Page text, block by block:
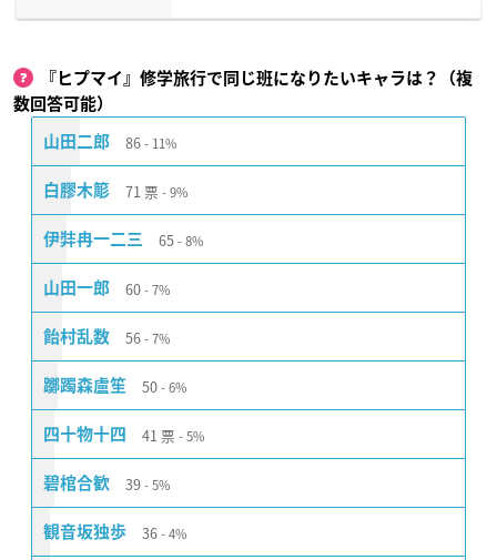
『ヒプマイ』修学旅行で同じ班になりたいキャラは？（複
数回答可能）
山田二郎 86 11%
白膠木簓 71 票 9%
伊弉冉一二三 65 8%
山田一郎 60 7%
飴村乱数 56 7%
躑躅森盧笙 50 6%
四十物十四 41 票 5%
碧棺合歓 39 5%
観音坂独歩 36 4%